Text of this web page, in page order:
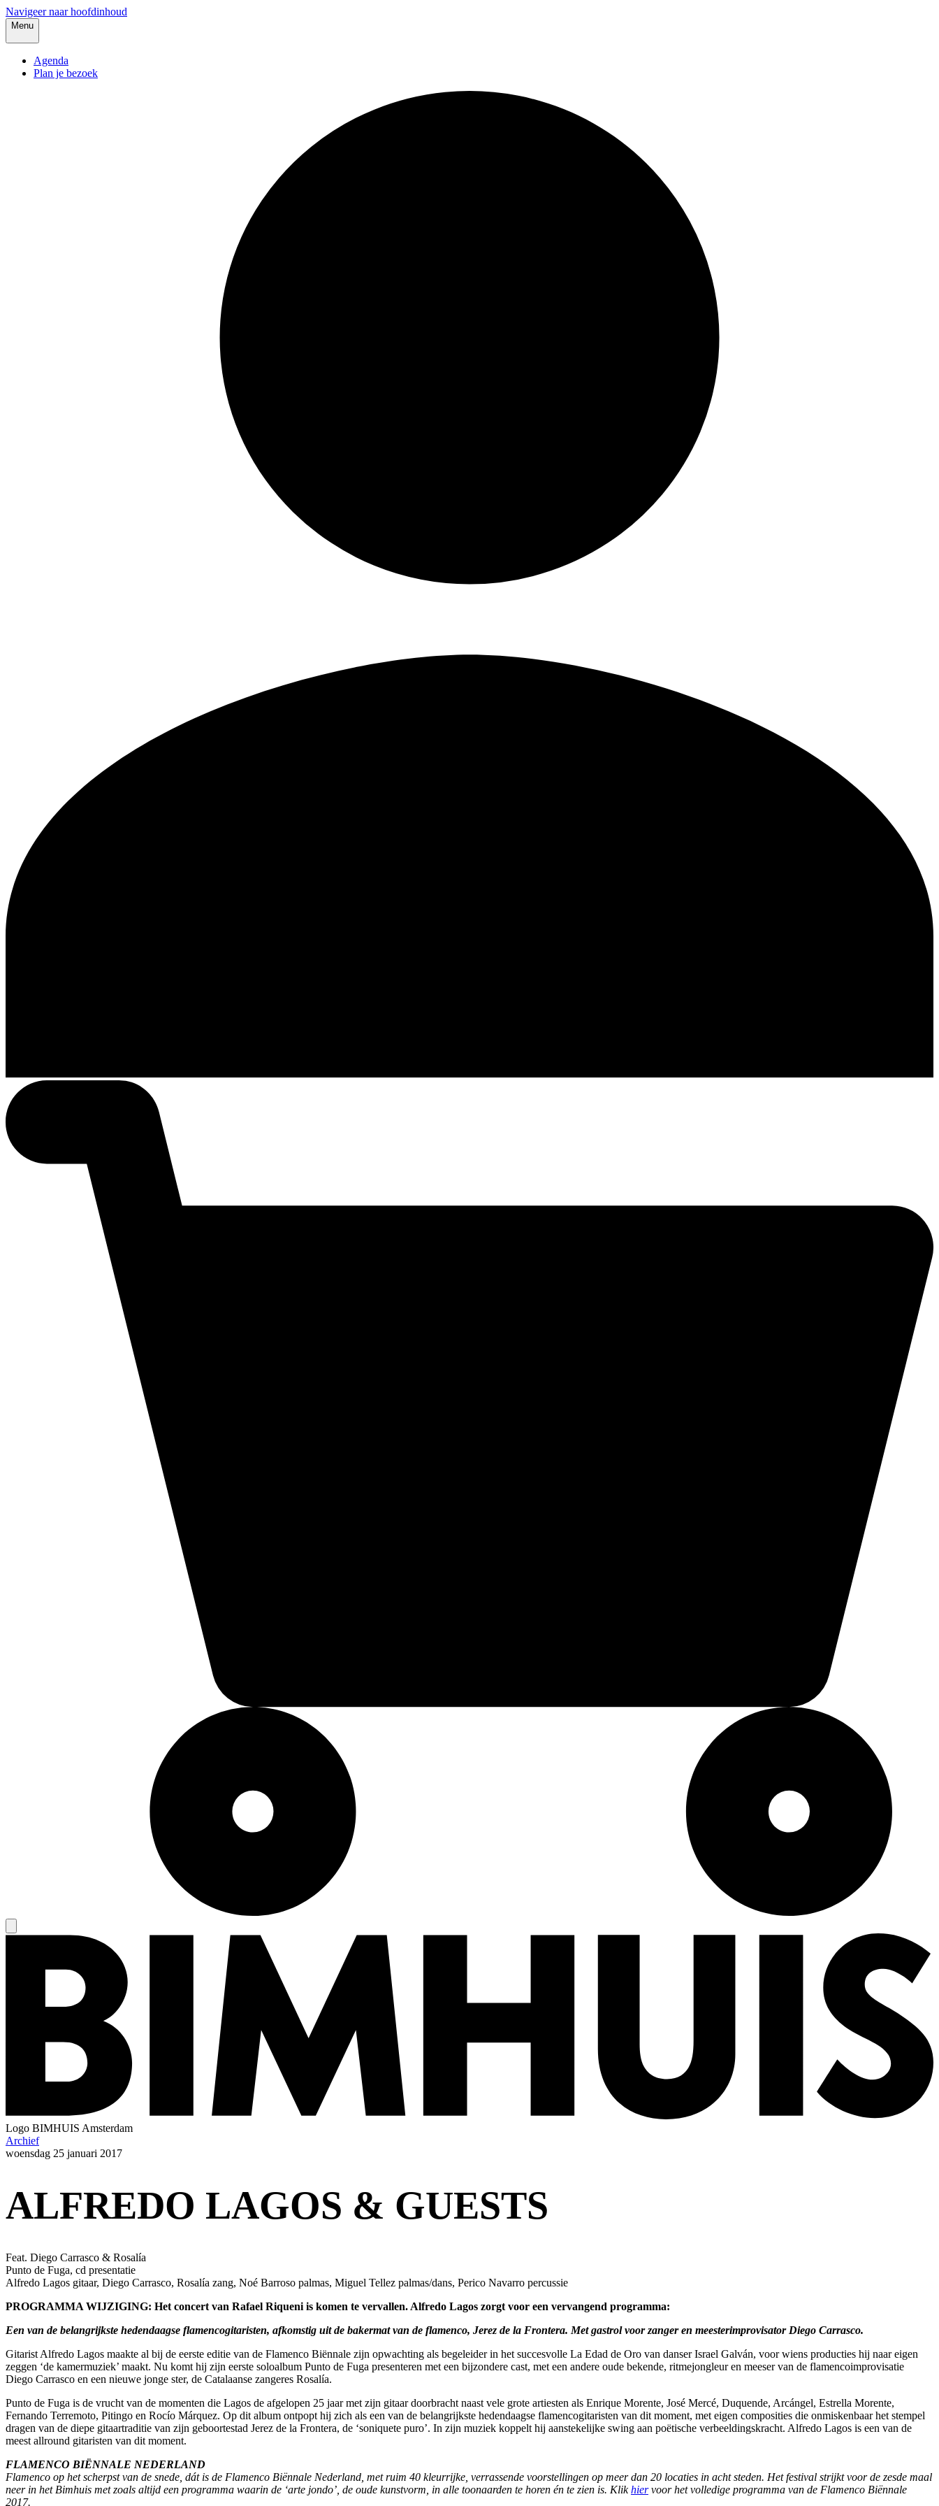
Navigeer naar hoofdinhoud
Menu
Agenda
Plan je bezoek
Logo BIMHUIS Amsterdam
Archief
woensdag 25 januari 2017
ALFREDO LAGOS & GUESTS
Feat. Diego Carrasco & Rosalía
Punto de Fuga, cd presentatie
Alfredo Lagos gitaar, Diego Carrasco, Rosalía zang, Noé Barroso palmas, Miguel Tellez palmas/dans, Perico Navarro percussie
PROGRAMMA WIJZIGING: Het concert van Rafael Riqueni is komen te vervallen. Alfredo Lagos zorgt voor een vervangend programma:
Een van de belangrijkste hedendaagse flamencogitaristen, afkomstig uit de bakermat van de flamenco, Jerez de la Frontera. Met gastrol voor zanger en meesterimprovisator Diego Carrasco.
Gitarist Alfredo Lagos maakte al bij de eerste editie van de Flamenco Biënnale zijn opwachting als begeleider in het succesvolle La Edad de Oro van danser Israel Galván, voor wiens producties hij naar eigen
zeggen ‘de kamermuziek’ maakt. Nu komt hij zijn eerste soloalbum Punto de Fuga presenteren met een bijzondere cast, met een andere oude bekende, ritmejongleur en meeser van de flamencoimprovisatie
Diego Carrasco en een nieuwe jonge ster, de Catalaanse zangeres Rosalía.
Punto de Fuga is de vrucht van de momenten die Lagos de afgelopen 25 jaar met zijn gitaar doorbracht naast vele grote artiesten als Enrique Morente, José Mercé, Duquende, Arcángel, Estrella Morente,
Fernando Terremoto, Pitingo en Rocío Márquez. Op dit album ontpopt hij zich als een van de belangrijkste hedendaagse flamencogitaristen van dit moment, met eigen composities die onmiskenbaar het stempel
dragen van de diepe gitaartraditie van zijn geboortestad Jerez de la Frontera, de ‘soniquete puro’. In zijn muziek koppelt hij aanstekelijke swing aan poëtische verbeeldingskracht. Alfredo Lagos is een van de
meest allround gitaristen van dit moment.
FLAMENCO BIËNNALE NEDERLAND
Flamenco op het scherpst van de snede, dát is de Flamenco Biënnale Nederland, met ruim 40 kleurrijke, verrassende voorstellingen op meer dan 20 locaties in acht steden. Het festival strijkt voor de zesde maal
neer in het Bimhuis met zoals altijd een programma waarin de ‘arte jondo’, de oude kunstvorm, in alle toonaarden te horen én te zien is. Klikhiervoor het volledige programma van de Flamenco Biënnale
2017.